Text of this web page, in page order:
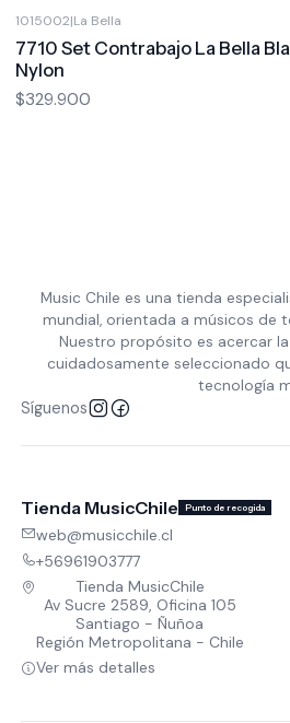
1015002|La Bella
7710 Set Contrabajo La Bella
Nylon
$329.900
Music Chile es una tienda
mundial, orientada a músicos de
Nuestro propósito es acercar
cuidadosamente seleccionado
tecnología
Síguenos
Tienda MusicChile Punto de recogida
web@musicchile.cl
+56961903777
Tienda MusicChile
Av Sucre 2589, Oficina 105
Santiago - Ñuñoa
Región Metropolitana - Chile
Ver más detalles